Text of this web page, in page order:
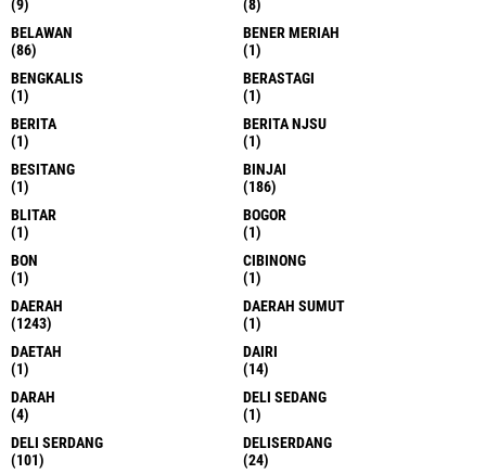
(9)
(8)
BELAWAN
(86)
BENER MERIAH
(1)
BENGKALIS
(1)
BERASTAGI
(1)
BERITA
(1)
BERITA NJSU
(1)
BESITANG
(1)
BINJAI
(186)
BLITAR
(1)
BOGOR
(1)
BON
(1)
CIBINONG
(1)
DAERAH
(1243)
DAERAH SUMUT
(1)
DAETAH
(1)
DAIRI
(14)
DARAH
(4)
DELI SEDANG
(1)
DELI SERDANG
(101)
DELISERDANG
(24)